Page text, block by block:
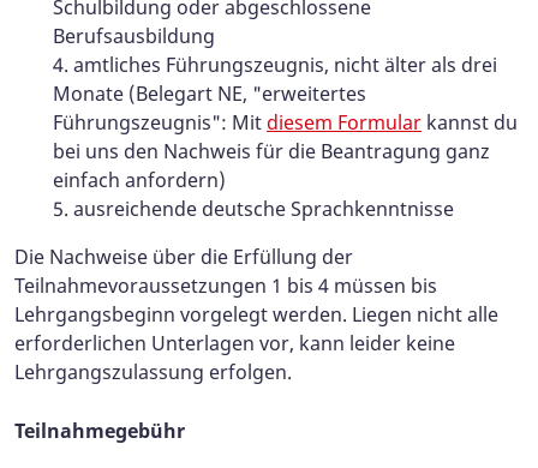
Schulbildung oder abgeschlossene
Berufsausbildung
amtliches Führungszeugnis, nicht älter als drei
Monate (Belegart NE, "erweitertes
Führungszeugnis": Mit diesem Formular kannst du
bei uns den Nachweis für die Beantragung ganz
einfach anfordern)
ausreichende deutsche Sprachkenntnisse
Die Nachweise über die Erfüllung der
Teilnahmevoraussetzungen 1 bis 4 müssen bis
Lehrgangsbeginn vorgelegt werden. Liegen nicht alle
erforderlichen Unterlagen vor, kann leider keine
Lehrgangszulassung erfolgen.
Teilnahmegebühr